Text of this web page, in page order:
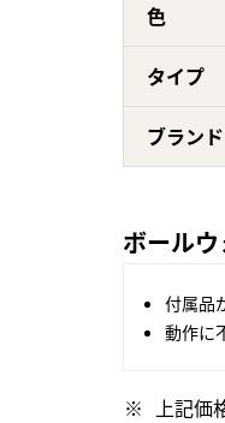
色
タイプ
ブランド
ボール
付属品
動作に
上記価